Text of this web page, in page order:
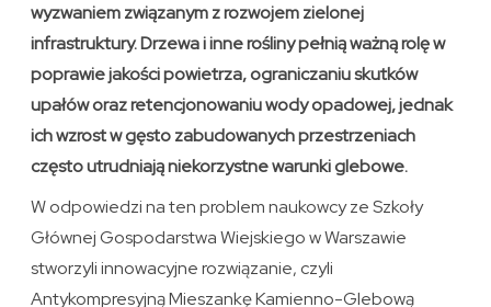
wyzwaniem związanym z rozwojem zielonej
infrastruktury. Drzewa i inne rośliny pełnią ważną rolę w
poprawie jakości powietrza, ograniczaniu skutków
upałów oraz retencjonowaniu wody opadowej, jednak
ich wzrost w gęsto zabudowanych przestrzeniach
często utrudniają niekorzystne warunki glebowe.
W odpowiedzi na ten problem naukowcy ze Szkoły
Głównej Gospodarstwa Wiejskiego w Warszawie
stworzyli innowacyjne rozwiązanie, czyli
Antykompresyjną Mieszankę Kamienno-Glebową